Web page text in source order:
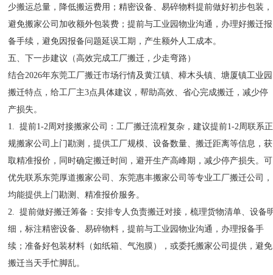
少搬运总量，降低搬运费用；精密设备、易碎物料提前做好初步包装，
避免搬家公司加收额外包装费；提前与工业园物业沟通，办理好搬迁报
备手续，避免因报备问题延误工期，产生额外人工成本。
五、下一步建议（高效完成工厂搬迁，少走弯路）
结合2026年东莞工厂搬迁市场行情及黄江镇、樟木头镇、塘厦镇工业园
搬迁特点，给工厂主3点具体建议，帮助高效、省心完成搬迁，减少停
产损失。
1. 提前1-2周对接搬家公司：工厂搬迁流程复杂，建议提前1-2周联系正
规搬家公司上门勘测，提供工厂规模、设备数量、搬迁距离等信息，获
取精准报价，同时确定搬迁时间，避开生产高峰期，减少停产损失。可
优先联系东莞厚道搬家公司、东莞惠丰搬家公司等专业工厂搬迁公司，
均能提供上门勘测、精准报价服务。
2. 提前做好搬迁筹备：安排专人负责搬迁对接，梳理货物清单、设备
细，标注精密设备、易碎物料，提前与工业园物业沟通，办理报备手
续；准备好包装材料（如纸箱、气泡膜），或委托搬家公司提供，避免
搬迁当天手忙脚乱。